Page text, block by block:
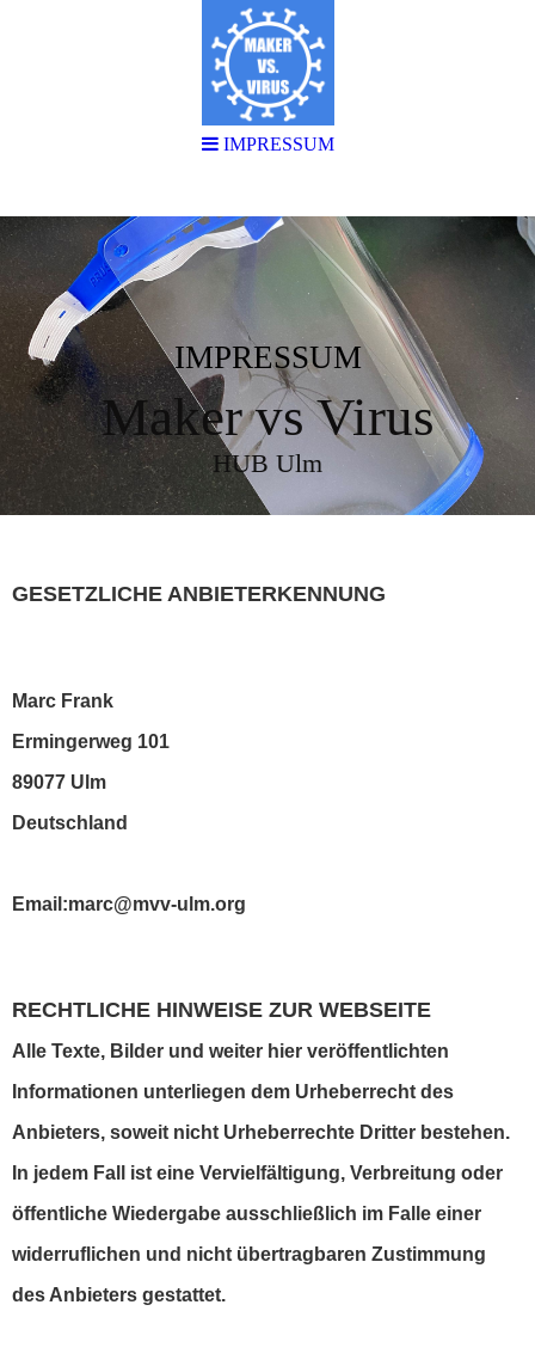
IMPRESSUM
Maker vs Virus
HUB Ulm
GESETZLICHE ANBIETERKENNUNG
Marc Frank
Ermingerweg 101
89077 Ulm
Deutschland
Email:marc@mvv-ulm.org
RECHTLICHE HINWEISE ZUR WEBSEITE
Alle Texte, Bilder und weiter hier veröffentlichten
Informationen unterliegen dem Urheberrecht des
Anbieters, soweit nicht Urheberrechte Dritter bestehen.
In jedem Fall ist eine Vervielfältigung, Verbreitung oder
öffentliche Wiedergabe ausschließlich im Falle einer
widerruflichen und nicht übertragbaren Zustimmung
des Anbieters gestattet.
IMPRESSUM